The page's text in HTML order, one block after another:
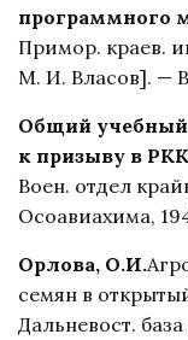
программного
Примор. краев.
М. И. Власов]. —
Общий учебный
к призыву в
Воен. отдел
Осоавиахима,
Орлова, О.И.
семян в
Дальневост.